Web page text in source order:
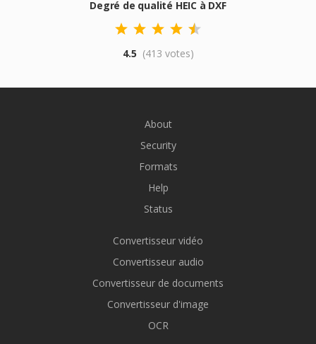
Degré de qualité HEIC à DXF
4.5 (413 votes)
About
Security
Formats
Help
Status
Convertisseur vidéo
Convertisseur audio
Convertisseur de documents
Convertisseur d'image
OCR